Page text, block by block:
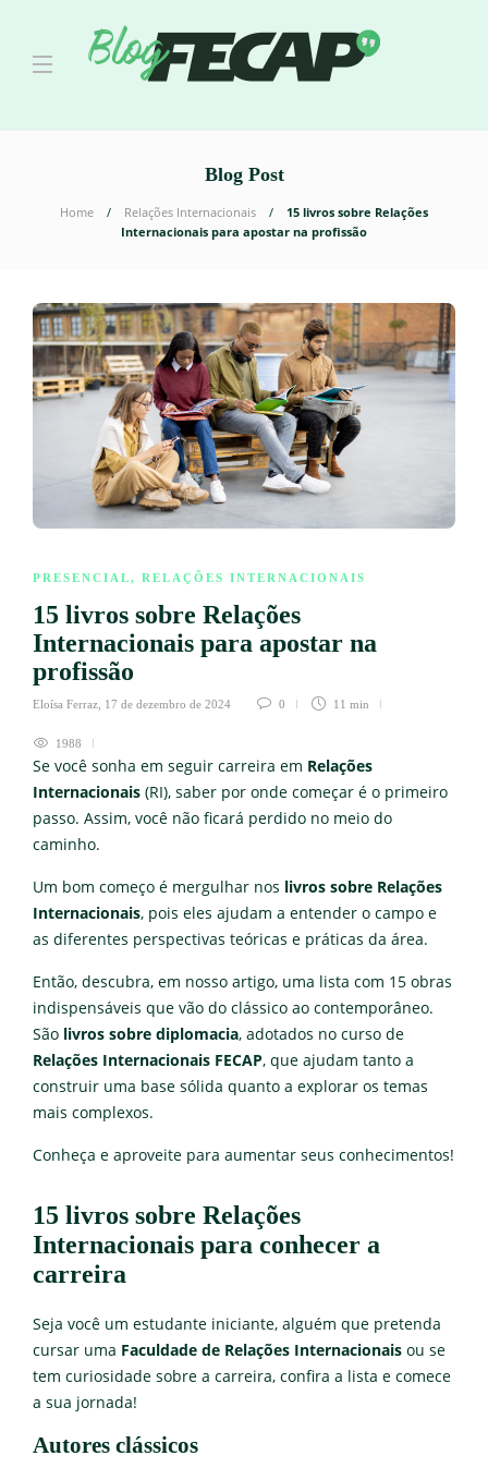
Blog Post
Home Relações Internacionais
15 livros sobre Relações
Internacionais para apostar na profissão
PRESENCIAL, RELAÇÕES INTERNACIONAIS
15 livros sobre Relações
Internacionais para apostar na
profissão
Eloísa Ferraz 17 de dezembro de 2024 0 11 min
1988
Se você sonha em seguir carreira em Relações
Internacionais (RI), saber por onde começar é o primeiro
passo. Assim, você não ficará perdido no meio do
caminho.
Um bom começo é mergulhar nos livros sobre Relações
Internacionais, pois eles ajudam a entender o campo e
as diferentes perspectivas teóricas e práticas da área.
Então, descubra, em nosso artigo, uma lista com 15 obras
indispensáveis que vão do clássico ao contemporâneo.
São livros sobre diplomacia, adotados no curso de
Relações Internacionais FECAP, que ajudam tanto a
construir uma base sólida quanto a explorar os temas
mais complexos.
Conheça e aproveite para aumentar seus conhecimentos!
15 livros sobre Relações
Internacionais para conhecer a
carreira
Seja você um estudante iniciante, alguém que pretenda
cursar uma Faculdade de Relações Internacionais ou se
tem curiosidade sobre a carreira, confira a lista e comece
a sua jornada!
Autores clássicos